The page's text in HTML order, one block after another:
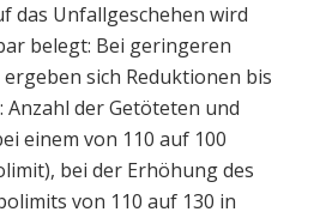
das Unfallgeschehen wird
belegt: Bei geringeren
sich Reduktionen bis
Anzahl der Getöteten und
einem von 110 auf 100
bei der Erhöhung des
von 110 auf 130 in